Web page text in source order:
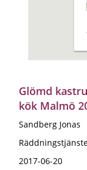
Glömd
kök Malmö
Sandberg Jonas
2017-06-20